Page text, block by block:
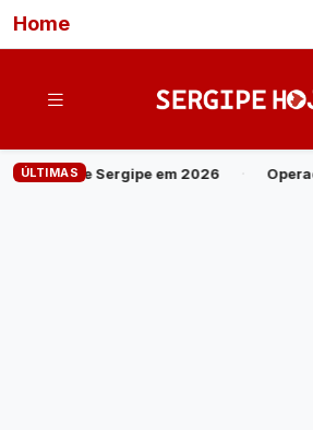
Home
ÚLTIMAScumpre 28 mandados contra grupo